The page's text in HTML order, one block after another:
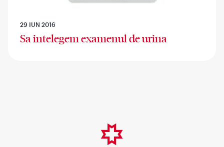
29 IUN 2016
Sa intelegem examenul de urina